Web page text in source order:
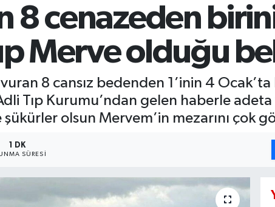
8 cenazeden
Merve olduğu
8 cansız bedenden 1’inin 4
Tıp Kurumu’ndan gelen haberle adeta
şükürler olsun Mervem’in mezarını çok
1 DK
SÜRESI